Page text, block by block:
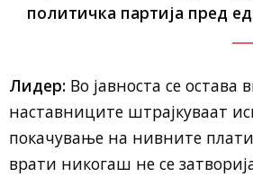
политичка партија пред
Лидер: Во јавноста се остава
наставниците штрајкуваат
покачување на нивните
врати никогаш не се